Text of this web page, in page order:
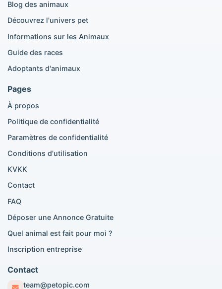
Chats populaires
Annonces Scottish Fold
Annonces Ragdoll
Annonces Bengal
Annonces Persan
Annonces British Shorthair
British Shorthair à vendre
Paris Pomeranian vente
Paris Golden Retriever adoption
Paris British Shorthair vente
Paris Poodle adoption
Lyon Pomeranian adoption
Blog des animaux
Découvrez l'univers pet
Informations sur les Animaux
Guide des races
Adoptants d'animaux
Pages
À propos
Politique de confidentialité
Paramètres de confidentialité
Conditions d'utilisation
KVKK
Contact
FAQ
Déposer une Annonce Gratuite
Quel animal est fait pour moi ?
Inscription entreprise
Contact
team@petopic.com